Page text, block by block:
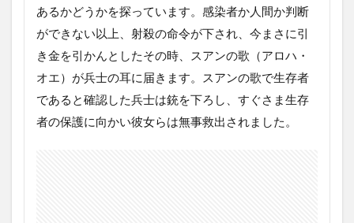
あるかどうかを探っています。感染者か人間か判断
ができない以上、射殺の命令が下され、今まさに引
き金を引かんとしたその時、スアンの歌（アロハ・
オエ）が兵士の耳に届きます。スアンの歌で生存者
であると確認した兵士は銃を下ろし、すぐさま生存
者の保護に向かい彼女らは無事救出されました。